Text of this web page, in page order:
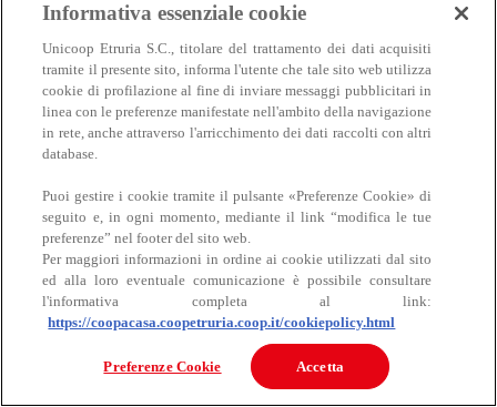
Carne
Carne
Informativa essenziale cookie
Unicoop Etruria S.C., titolare del trattamento dei dati acquisiti
tramite il presente sito, informa l'utente che tale sito web utilizza
cookie di profilazione al fine di inviare messaggi pubblicitari in
linea con le preferenze manifestate nell'ambito della navigazione
in rete, anche attraverso l'arricchimento dei dati raccolti con altri
database.
Puoi gestire i cookie tramite il pulsante «Preferenze Cookie» di
seguito e, in ogni momento, mediante il link “modifica le tue
preferenze” nel footer del sito web.
Per maggiori informazioni in ordine ai cookie utilizzati dal sito
ed alla loro eventuale comunicazione è possibile consultare
l'informativa completa al link:
https://coopacasa.coopetruria.coop.it/cookiepolicy.html
Preferenze Cookie Accetta